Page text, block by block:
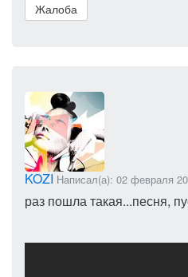
Жалоба
KOZI Написал(а): 02 февраля
раз пошла такая...песня,